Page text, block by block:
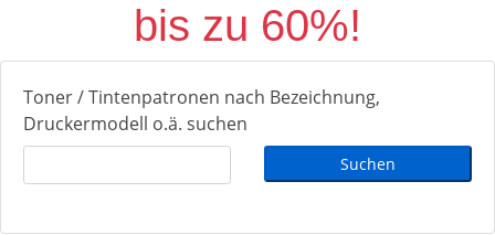
bis zu 60%!
Toner / Tintenpatronen nach Bezeichnung,
Druckermodell o.ä. suchen